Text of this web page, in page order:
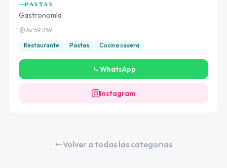
PASTAS
Gastronomía
Av 59 259
Restaurante
Pastas Cocina casera
WhatsApp
Instagram
Volver a todas las categorias